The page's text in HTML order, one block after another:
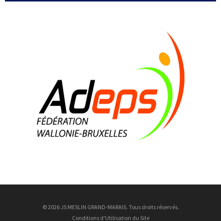
6 Août
8 Août
Brice Bousez
26 ans
9 Août
© 2026 JS MESLIN GRAND-MARAIS. Tous droits réservés.
Conditions d'Utilisation du Site